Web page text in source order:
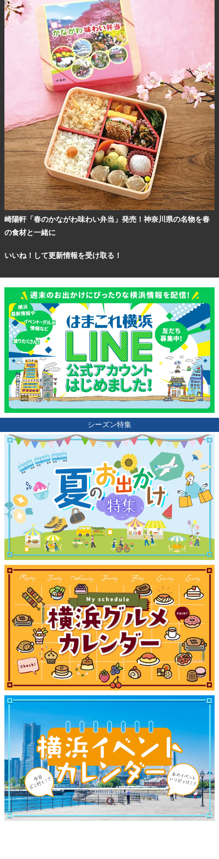
崎陽軒「春のかながわ味わい弁当」発売！神奈川県の名物を春
の食材と一緒に
いいね！して更新情報を受け取る！
シーズン特集
観光ガイド
ランキング
ブログ記事
サイトについて